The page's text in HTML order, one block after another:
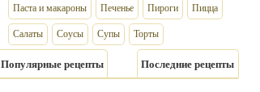
Паста и макароны Печенье Пироги Пицца
Салаты Соусы Супы Торты
Популярные рецепты Последние рецепты